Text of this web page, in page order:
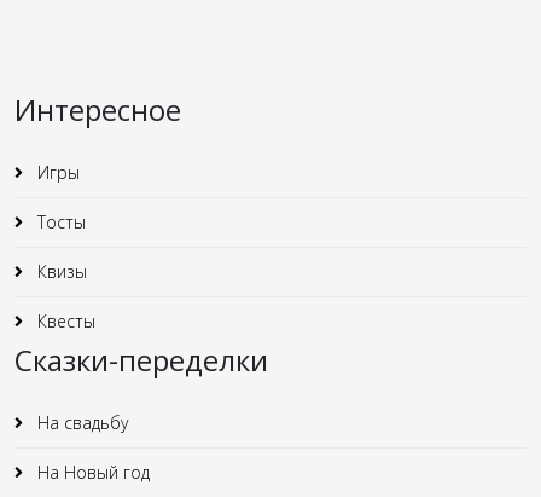
Интересное
Игры
Тосты
Квизы
Квесты
Сказки-переделки
На свадьбу
На Новый год